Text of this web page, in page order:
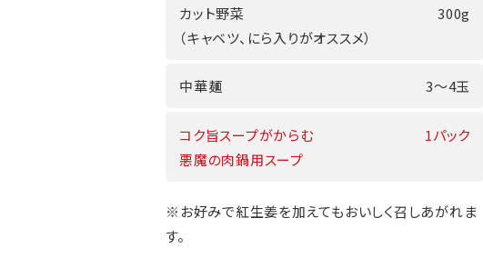
カット野菜
（キャベツ、にら入りがオススメ）
300g
中華麺 3～4玉
コク旨スープがからむ
悪魔の肉鍋用スープ
1パック
※お好みで紅生姜を加えてもおいしく召しあがれま
す。